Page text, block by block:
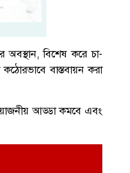
অবস্থান, বিশেষ করে চা-
বাস্তবায়ন করা
আড্ডা কমবে এবং